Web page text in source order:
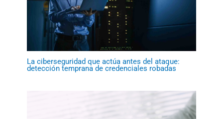
La ciberseguridad que actúa antes del ataque:
detección temprana de credenciales robadas